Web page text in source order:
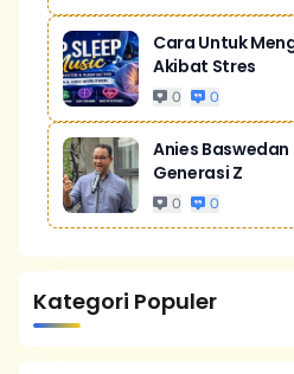
Cara Untuk
Akibat Stres
0 0
Anies
Generasi Z
0 0
Kategori Populer